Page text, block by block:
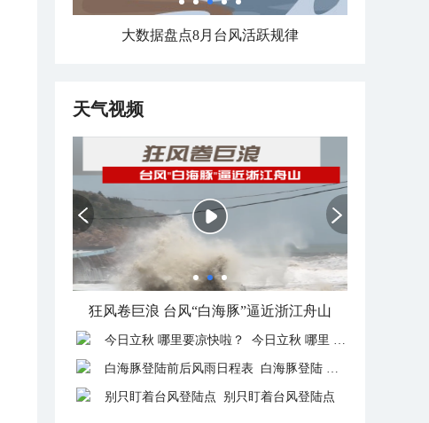
大数据盘点8月台风活跃规律
天气视频
狂风卷巨浪 台风“白海豚”逼近浙江舟山
今日立秋 哪里要凉快啦？
白海豚登陆前后风雨日程表
别只盯着台风登陆点